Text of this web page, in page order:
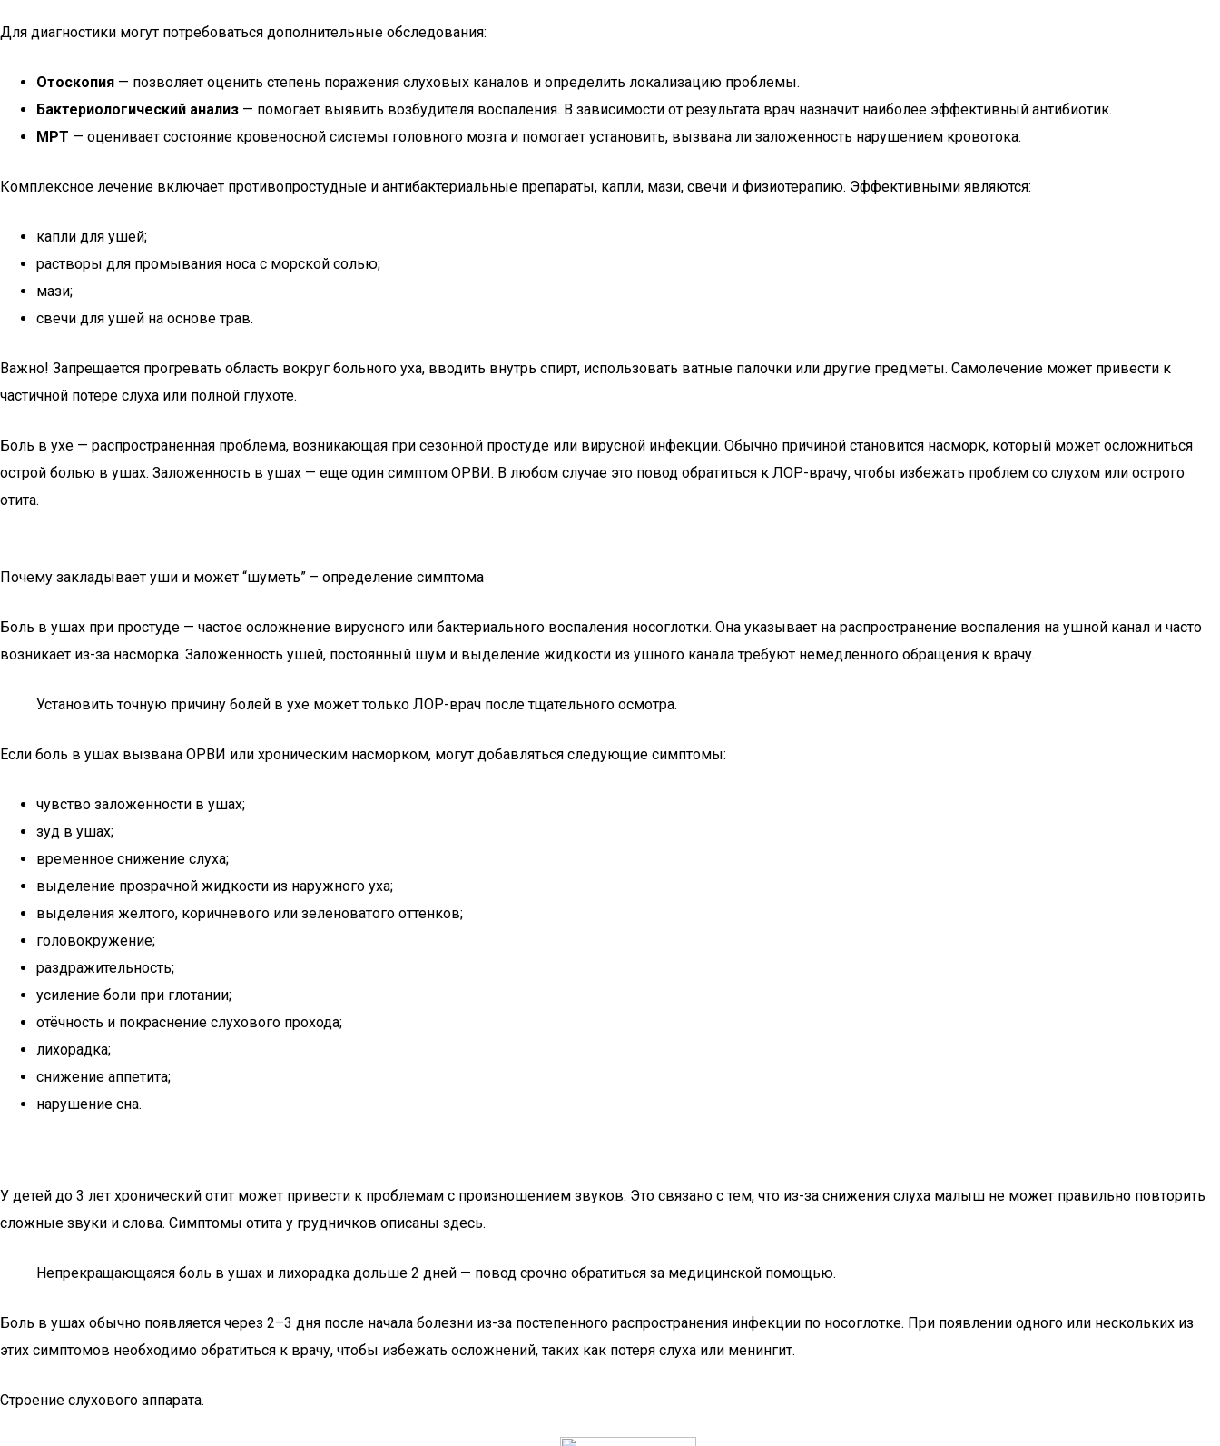
Для диагностики могут потребоваться дополнительные обследования:
Отоскопия — позволяет оценить степень поражения слуховых каналов и определить локализацию проблемы.
Бактериологический анализ — помогает выявить возбудителя воспаления. В зависимости от результата врач назначит наиболее эффективный антибиотик.
МРТ — оценивает состояние кровеносной системы головного мозга и помогает установить, вызвана ли заложенность нарушением кровотока.
Комплексное лечение включает противопростудные и антибактериальные препараты, капли, мази, свечи и физиотерапию. Эффективными являются:
капли для ушей;
растворы для промывания носа с морской солью;
мази;
свечи для ушей на основе трав.
Важно! Запрещается прогревать область вокруг больного уха, вводить внутрь спирт, использовать ватные палочки или другие предметы. Самолечение может привести к
частичной потере слуха или полной глухоте.
Боль в ухе — распространенная проблема, возникающая при сезонной простуде или вирусной инфекции. Обычно причиной становится насморк, который может осложниться
острой болью в ушах. Заложенность в ушах — еще один симптом ОРВИ. В любом случае это повод обратиться к ЛОР-врачу, чтобы избежать проблем со слухом или острого
отита.
Почему закладывает уши и может “шуметь” – определение симптома
Боль в ушах при простуде — частое осложнение вирусного или бактериального воспаления носоглотки. Она указывает на распространение воспаления на ушной канал и часто
возникает из-за насморка. Заложенность ушей, постоянный шум и выделение жидкости из ушного канала требуют немедленного обращения к врачу.
Установить точную причину болей в ухе может только ЛОР-врач после тщательного осмотра.
Если боль в ушах вызвана ОРВИ или хроническим насморком, могут добавляться следующие симптомы:
чувство заложенности в ушах;
зуд в ушах;
временное снижение слуха;
выделение прозрачной жидкости из наружного уха;
выделения желтого, коричневого или зеленоватого оттенков;
головокружение;
раздражительность;
усиление боли при глотании;
отёчность и покраснение слухового прохода;
лихорадка;
снижение аппетита;
нарушение сна.
У детей до 3 лет хронический отит может привести к проблемам с произношением звуков. Это связано с тем, что из-за снижения слуха малыш не может правильно повторить
сложные звуки и слова. Симптомы отита у грудничков описаны здесь.
Непрекращающаяся боль в ушах и лихорадка дольше 2 дней — повод срочно обратиться за медицинской помощью.
Боль в ушах обычно появляется через 2–3 дня после начала болезни из-за постепенного распространения инфекции по носоглотке. При появлении одного или нескольких из
этих симптомов необходимо обратиться к врачу, чтобы избежать осложнений, таких как потеря слуха или менингит.
Строение слухового аппарата.